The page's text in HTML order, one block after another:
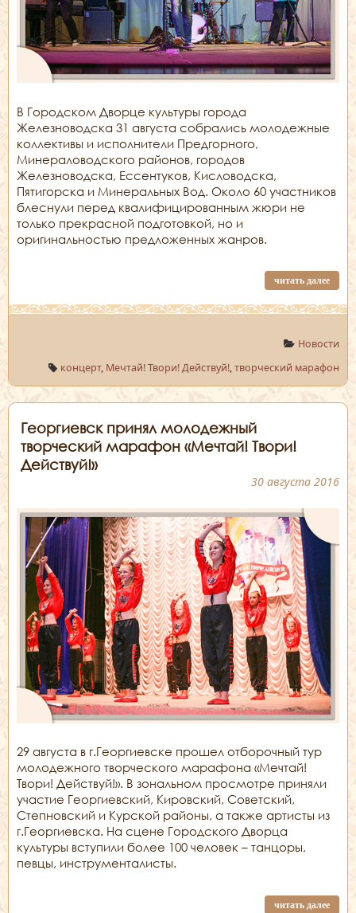
В Городском Дворце культуры города
Железноводска 31 августа собрались молодежные
коллективы и исполнители Предгорного,
Минераловодского районов, городов
Железноводска, Ессентуков, Кисловодска,
Пятигорска и Минеральных Вод. Около 60 участников
блеснули перед квалифицированным жюри не
только прекрасной подготовкой, но и
оригинальностью предложенных жанров.
читать далее
Новости
концерт, Мечтай! Твори! Действуй!,творческий марафон
Георгиевск принял молодежный
творческий марафон «Мечтай! Твори!
Действуй!»
30 августа 2016
29 августа в г.Георгиевске прошел отборочный тур
молодежного творческого марафона «Мечтай!
Твори! Действуй!». В зональном просмотре приняли
участие Георгиевский, Кировский, Советский,
Степновский и Курской районы, а также артисты из
г.Георгиевска. На сцене Городского Дворца
культуры вступили более 100 человек – танцоры,
певцы, инструменталисты.
читать далее